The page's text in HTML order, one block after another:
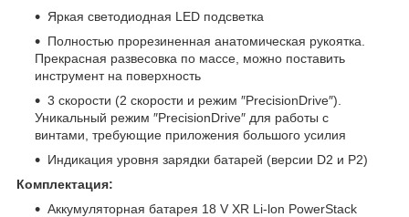
Яркая светодиодная LED подсветка
Полностью прорезиненная анатомическая рукоятка.
Прекрасная развесовка по массе, можно поставить
инструмент на поверхность
3 скорости (2 скорости и режим ″PrecisionDrive″).
Уникальный режим ″PrecisionDrive″ для работы с
винтами, требующие приложения большого усилия
Индикация уровня зарядки батарей (версии D2 и P2)
Комплектация:
Аккумуляторная батарея 18 V XR Li-lon PowerStack